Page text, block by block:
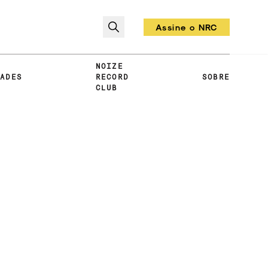
Assine o NRC
NOIZE
RECORD
CLUB
SOBRE